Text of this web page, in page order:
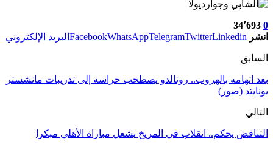
0 34٬693
انشر
FacebookWhatsAppTelegramTwitterLinkedin البريد الإلكتروني
السابق
بعد اتهامه بالهروب.. رونالدو يصطحب حراسه إلى تدريبات مانشستر
يونايتد (صور)
التالي
التناقض يحكم.. انقلاب في المريخ يشعل مباراة الأهلي مبكرا